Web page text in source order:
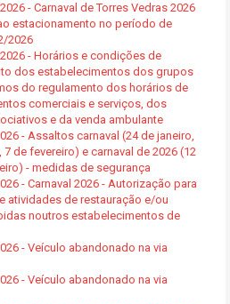
- Carnaval de Torres Vedras 2026
estacionamento no período de
2026
- Horários e condições de
dos estabelecimentos dos grupos
do regulamento dos horários de
comerciais e serviços, dos
e da venda ambulante
- Assaltos carnaval (24 de janeiro,
7 de fevereiro) e carnaval de 2026 (12
- medidas de segurança
- Carnaval 2026 - Autorização para
atividades de restauração e/ou
noutros estabelecimentos de
- Veículo abandonado na via
- Veículo abandonado na via